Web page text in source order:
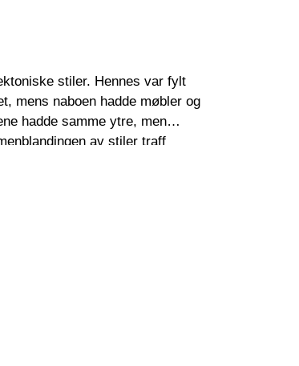
stiler. Hennes var fylt
mens naboen hadde møbler og
hadde samme ytre, men
skole og kunst- og
å jobbe med vakre og
pynt. På Catawiki liker hun å
spesielle objekt. Hun er
auksjon variert og interessant.